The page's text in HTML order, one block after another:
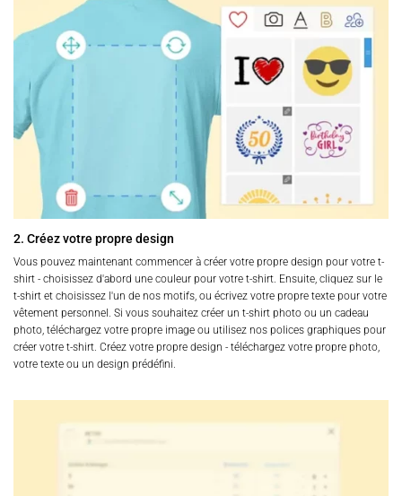
2. Créez votre propre design
Vous pouvez maintenant commencer à créer votre propre design pour votre t-
shirt - choisissez d'abord une couleur pour votre t-shirt. Ensuite, cliquez sur le
t-shirt et choisissez l'un de nos motifs, ou écrivez votre propre texte pour votre
vêtement personnel. Si vous souhaitez créer un t-shirt photo ou un cadeau
photo, téléchargez votre propre image ou utilisez nos polices graphiques pour
créer votre t-shirt. Créez votre propre design - téléchargez votre propre photo,
votre texte ou un design prédéfini.